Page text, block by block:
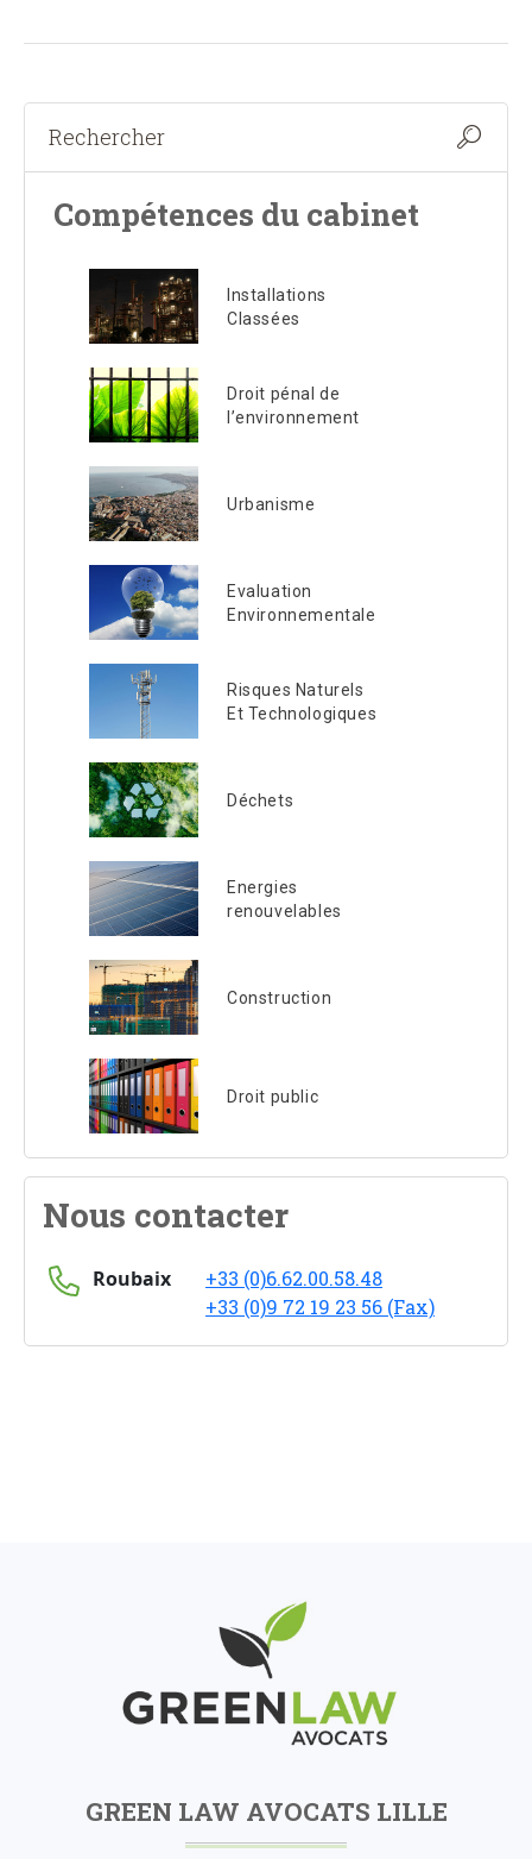
Compétences du cabinet
Installations
Classées
Droit pénal de
l’environnement
Urbanisme
Evaluation
Environnementale
Risques Naturels
Et Technologiques
Déchets
Energies
renouvelables
Construction
Droit public
Nous contacter
Roubaix
+33 (0)6.62.00.58.48
+33 (0)9 72 19 23 56 (Fax)
GREEN LAW AVOCATS LILLE